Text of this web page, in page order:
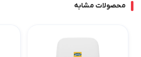
محصولات مشابه